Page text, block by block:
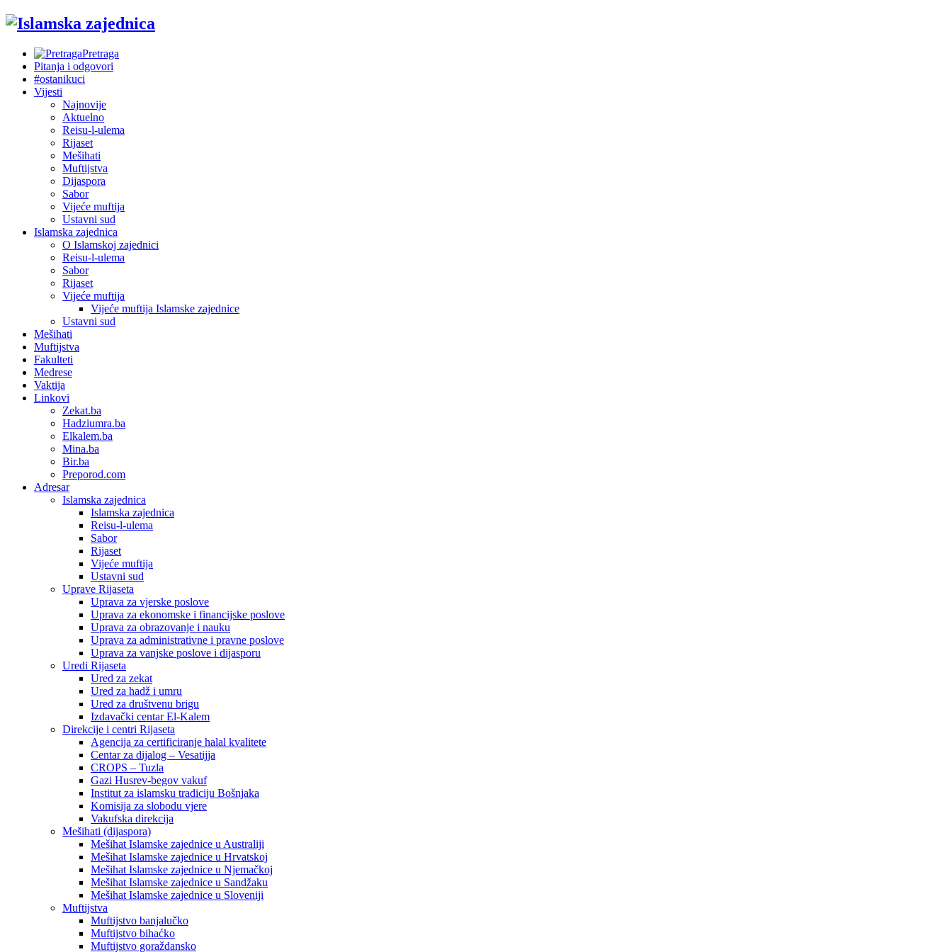
Pretraga
Pitanja i odgovori
#ostanikuci
Vijesti
Najnovije
Aktuelno
Reisu-l-ulema
Rijaset
Mešihati
Muftijstva
Dijaspora
Sabor
Vijeće muftija
Ustavni sud
Islamska zajednica
O Islamskoj zajednici
Reisu-l-ulema
Sabor
Rijaset
Vijeće muftija
Vijeće muftija Islamske zajednice
Ustavni sud
Mešihati
Muftijstva
Fakulteti
Medrese
Vaktija
Linkovi
Zekat.ba
Hadziumra.ba
Elkalem.ba
Mina.ba
Bir.ba
Preporod.com
Adresar
Islamska zajednica
Islamska zajednica
Reisu-l-ulema
Sabor
Rijaset
Vijeće muftija
Ustavni sud
Uprave Rijaseta
Uprava za vjerske poslove
Uprava za ekonomske i financijske poslove
Uprava za obrazovanje i nauku
Uprava za administrativne i pravne poslove
Uprava za vanjske poslove i dijasporu
Uredi Rijaseta
Ured za zekat
Ured za hadž i umru
Ured za društvenu brigu
Izdavački centar El-Kalem
Direkcije i centri Rijaseta
Agencija za certificiranje halal kvalitete
Centar za dijalog – Vesatijja
CROPS – Tuzla
Gazi Husrev-begov vakuf
Institut za islamsku tradiciju Bošnjaka
Komisija za slobodu vjere
Vakufska direkcija
Mešihati (dijaspora)
Mešihat Islamske zajednice u Australiji
Mešihat Islamske zajednice u Hrvatskoj
Mešihat Islamske zajednice u Njemačkoj
Mešihat Islamske zajednice u Sandžaku
Mešihat Islamske zajednice u Sloveniji
Muftijstva
Muftijstvo banjalučko
Muftijstvo bihaćko
Muftijstvo goraždansko